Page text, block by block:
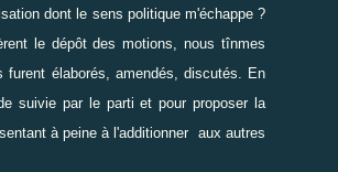
dont le sens politique m'échappe ?
le dépôt des motions, nous tînmes
furent élaborés, amendés, discutés. En
suivie par le parti et pour proposer la
à peine à l'additionner aux autres